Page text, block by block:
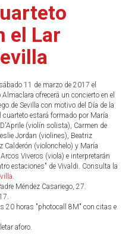
el Lar
11 de marzo de 2017 el
Almaclara ofrecerá un concierto en el
de Sevilla con motivo del Día de la
cuarteto estará formado por María
(violín solista), Carmen de
Jordan (violines), Beatriz
Calderón (violonchelo) y María
Viveros (viola) e interpretarán
estaciones" de Vivaldi. Consulta la
.
Méndez Casariego, 27.
20 horas "photocall 8M" con citas e
aforo.